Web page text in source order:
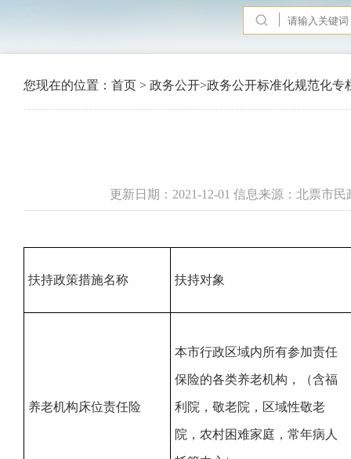
您现在的位置： 首页 > 政务公开>政务公开标准化规范化专
更新日期：2021-12-01 信息来源：北票市
扶持政策措施名称 扶持对象
养老机构床位责任险
本市行政区域内所有参加责任
保险的各类养老机构，（含福
利院，敬老院，区域性敬老
院，农村困难家庭，常年病人